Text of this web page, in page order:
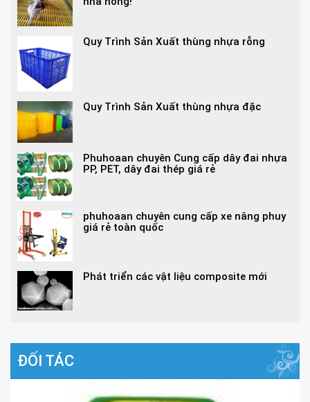
Quy Trình Sản Xuất thùng nhựa rỗng
Quy Trình Sản Xuất thùng nhựa đặc
Phuhoaan chuyên Cung cấp dây đai nhựa
PP, PET, dây đai thép giá rẻ
phuhoaan chuyên cung cấp xe nâng phuy
giá rẻ toàn quốc
Phát triển các vật liệu composite mới
ĐỐI TÁC